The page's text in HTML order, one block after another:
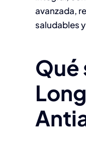
avanzada,
saludables
Qué